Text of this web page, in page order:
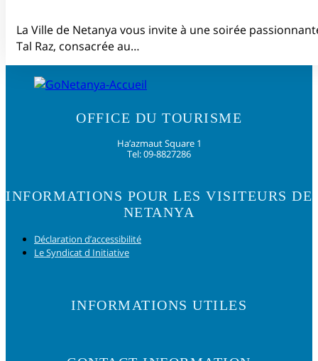
La Ville de Netanya vous invite à une soirée
Tal Raz, consacrée au…
OFFICE DU TOURISME
Ha’azmaut Square 1
Tel: 09-8827286
INFORMATIONS POUR LES VISITEURS DE
NETANYA
Déclaration d’accessibilité
Le Syndicat d Initiative
INFORMATIONS UTILES